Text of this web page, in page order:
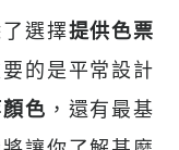
選擇提供色票
的是平常設計
色 ，還有最基